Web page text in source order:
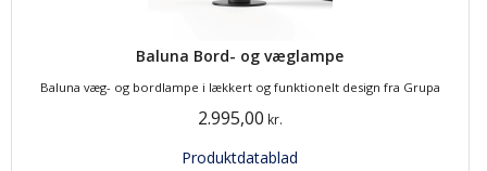
Baluna Bord- og væglampe
Baluna væg- og bordlampe i lækkert og funktionelt design fra Grupa
2.995,00 kr.
Produktdatablad